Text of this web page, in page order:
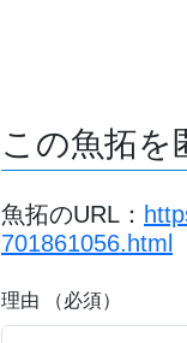
この魚拓を
魚拓のURL：
701861056.html
理由 （必須）